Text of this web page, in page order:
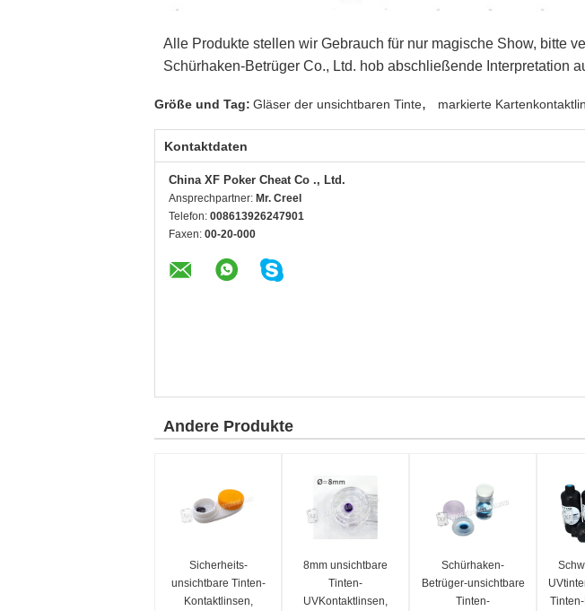
Alle Produkte stellen wir Gebrauch für nur magische Show, bitte
Schürhaken-Betrüger Co., Ltd. hob abschließende Interpretation
Größe und Tag: Gläser der unsichtbaren Tinte, markierte
Kontaktdaten
China XF Poker Cheat Co ., Ltd.
Ansprechpartner: Mr. Creel
Telefon: 008613926247901
Faxen: 00-20-000
Andere Produkte
Sicherheits-
unsichtbare Tinten-
Kontaktlinsen,
8mm unsichtbare
Tinten-
UVKontaktlinsen,
Schürhaken-
Betrüger-unsichtbare
Tinten-